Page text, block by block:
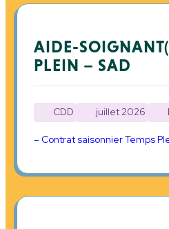
AIDE-
PLEIN – SAD
CDD juillet 2026
– Contrat saisonnier Temps